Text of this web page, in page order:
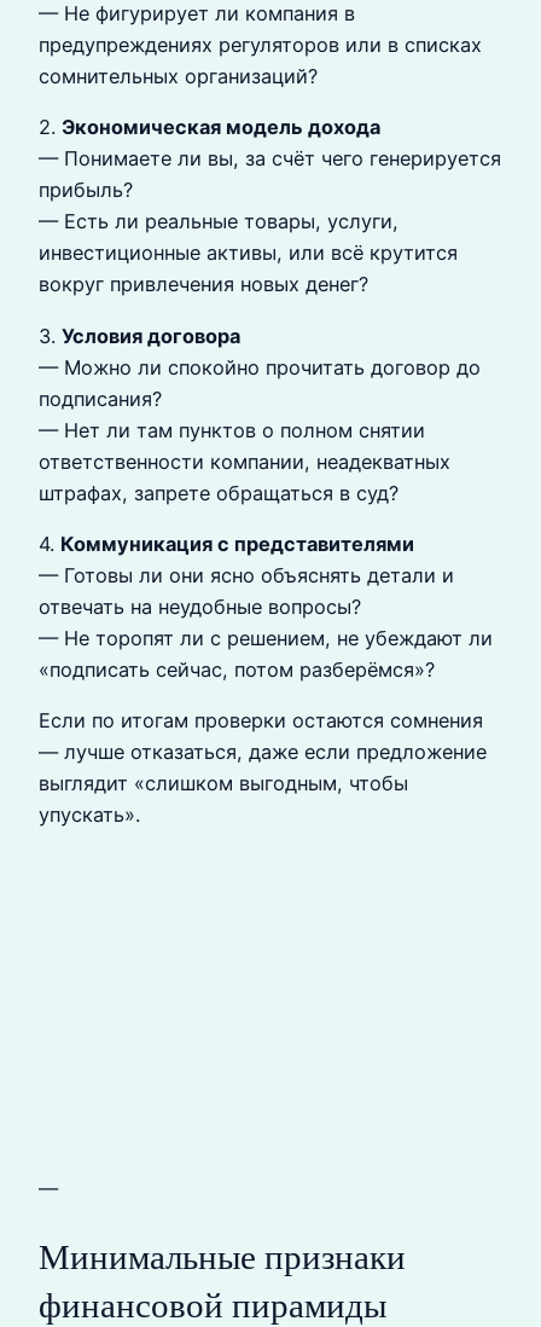
— Не фигурирует ли компания в
предупреждениях регуляторов или в списках
сомнительных организаций?
2. Экономическая модель дохода
— Понимаете ли вы, за счёт чего генерируется
прибыль?
— Есть ли реальные товары, услуги,
инвестиционные активы, или всё крутится
вокруг привлечения новых денег?
3. Условия договора
— Можно ли спокойно прочитать договор до
подписания?
— Нет ли там пунктов о полном снятии
ответственности компании, неадекватных
штрафах, запрете обращаться в суд?
4. Коммуникация с представителями
— Готовы ли они ясно объяснять детали и
отвечать на неудобные вопросы?
— Не торопят ли с решением, не убеждают ли
«подписать сейчас, потом разберёмся»?
Если по итогам проверки остаются сомнения
— лучше отказаться, даже если предложение
выглядит «слишком выгодным, чтобы
упускать».
—
Минимальные признаки
финансовой пирамиды